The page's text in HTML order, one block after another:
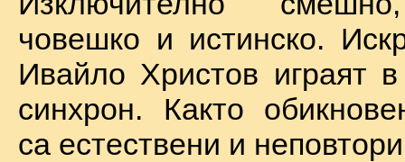
човешко и истинско.
Ивайло Христов играят
синхрон. Както
са естествени и